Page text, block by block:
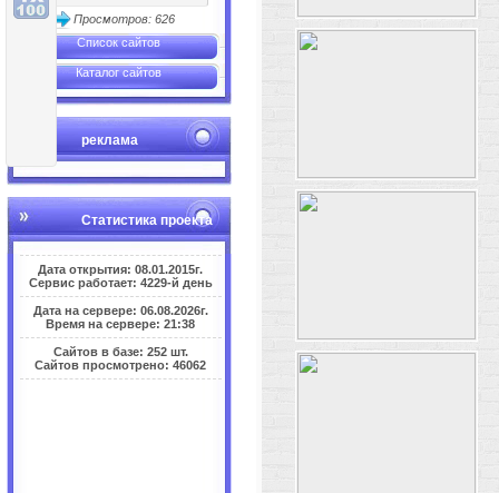
Просмотров: 626
Список сайтов
Каталог сайтов
реклама
Статистика проекта
Дата открытия: 08.01.2015г.
Сервис работает: 4229-й день
Дата на сервере: 06.08.2026г.
Время на сервере: 21:38
Сайтов в базе: 252 шт.
Сайтов просмотрено: 46062